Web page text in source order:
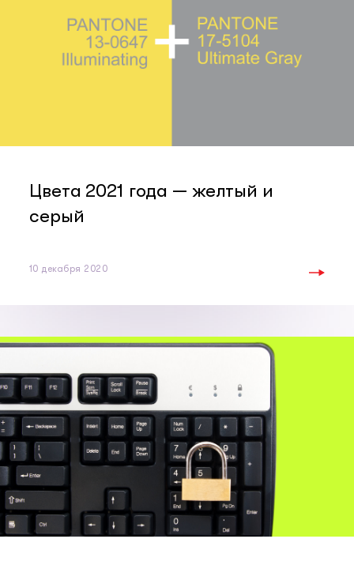
Цвета 2021 года — желтый и
серый
10 декабря 2020